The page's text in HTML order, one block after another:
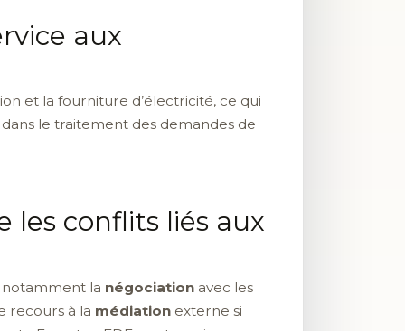
aux
et la fourniture d’électricité, ce qui
le traitement des demandes de
les conflits liés aux
notamment la négociation avec les
recours à la médiation externe si